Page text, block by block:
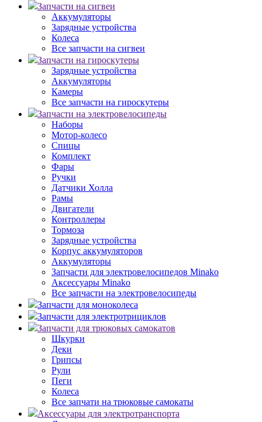
Запчасти на сигвеи
Аккумуляторы
Зарядные устройства
Колеса
Все запчасти на сигвеи
Запчасти на гироскутеры
Зарядные устройства
Аккумуляторы
Камеры
Все запчасти на гироскутеры
Запчасти на электровелосипеды
Наборы
Мотор-колесо
Спицы
Комплект
Фары
Ручки
Датчики Холла
Рамы
Двигатели
Контроллеры
Тормоза
Зарядные устройства
Корпус аккумуляторов
Аккумуляторы
Запчасти для электровелосипедов Minako
Аксессуары Minako
Все запчасти на электровелосипеды
Запчасти для моноколеса
Запчасти для электротрициклов
Запчасти для трюковых самокатов
Шкурки
Деки
Грипсы
Рули
Пеги
Колеса
Все запчати на трюковые самокаты
Аксессуары для электротранспорта